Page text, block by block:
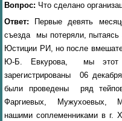
Вопрос: Что сделано
Ответ:
Первые девять
съезда мы потеряли, пытаясь
Юстиции РИ, но после
Ю-Б. Евкурова, мы этот
зарегистрированы 06
были проведены ряд
Фаргиевых, Мужухоевых,
нашими соплеменниками в г.